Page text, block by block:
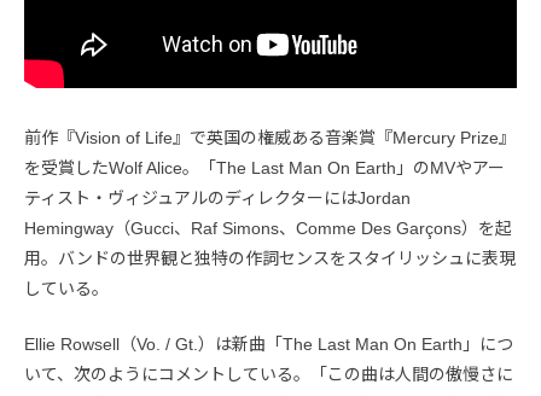
前作『Vision of Life』で英国の権威ある音楽賞『Mercury Prize』
を受賞したWolf Alice。「The Last Man On Earth」のMVやアー
ティスト・ヴィジュアルのディレクターにはJordan
Hemingway（Gucci、Raf Simons、Comme Des Garçons）を起
用。バンドの世界観と独特の作詞センスをスタイリッシュに表現
している。
Ellie Rowsell（Vo. / Gt.）は新曲「The Last Man On Earth」につ
いて、次のようにコメントしている。「この曲は人間の傲慢さに